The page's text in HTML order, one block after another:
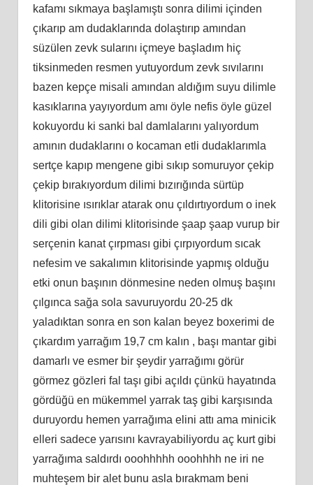
kafamı sıkmaya başlamıştı sonra dilimi içinden
çıkarıp am dudaklarında dolaştırıp amından
süzülen zevk sularını içmeye başladım hiç
tiksinmeden resmen yutuyordum zevk sıvılarını
bazen kepçe misali amından aldığım suyu dilimle
kasıklarına yayıyordum amı öyle nefis öyle güzel
kokuyordu ki sanki bal damlalarını yalıyordum
amının dudaklarını o kocaman etli dudaklarımla
sertçe kapıp mengene gibi sıkıp somuruyor çekip
çekip bırakıyordum dilimi bızırığında sürtüp
klitorisine ısırıklar atarak onu çıldırtıyordum o inek
dili gibi olan dilimi klitorisinde şaap şaap vurup bir
serçenin kanat çırpması gibi çırpıyordum sıcak
nefesim ve sakalımın klitorisinde yapmış olduğu
etki onun başının dönmesine neden olmuş başını
çılgınca sağa sola savuruyordu 20-25 dk
yaladıktan sonra en son kalan beyez boxerimi de
çıkardım yarrağım 19,7 cm kalın , başı mantar gibi
damarlı ve esmer bir şeydir yarrağımı görür
görmez gözleri fal taşı gibi açıldı çünkü hayatında
gördüğü en mükemmel yarrak taş gibi karşısında
duruyordu hemen yarrağıma elini attı ama minicik
elleri sadece yarısını kavrayabiliyordu aç kurt gibi
yarrağıma saldırdı ooohhhhh ooohhhh ne iri ne
muhteşem bir alet bunu asla bırakmam beni